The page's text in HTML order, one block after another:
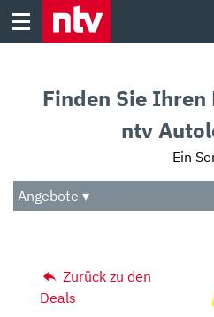
Skip
Audio
Das Beste
Finden Sie
ntv
Ein
Angebote ▾
Zurück zu den
Deals